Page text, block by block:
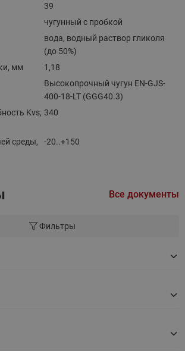
39
чугунный с пробкой
вода, водный раствор гликоля
(до 50%)
мм
1,18
Высокопрочный чугун EN-GJS-
400-18-LT (GGG40.3)
Kvs, 340
среды,
-20..+150
Все документы
Фильтры